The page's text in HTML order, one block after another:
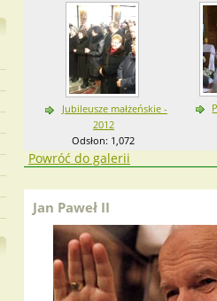
Jubileusze małżeńskie -
2012
Odsłon: 1,072
Powróć do galerii
Jan Paweł II